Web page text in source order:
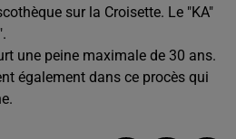
sur la Croisette. Le "KA"
une peine maximale de 30 ans.
également dans ce procès qui